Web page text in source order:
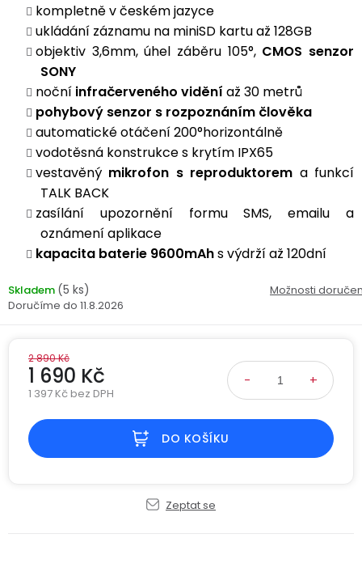
displejem
Příslušenství
Sada
se
2
bateriemi
Sada
se
3
bateriemi
Náhradní
díly
a
příslušenství
systémy
Příslušenství
ke
kamerám
Paměti
úložiště
Paměťové
karty
Externí
SSD
disky
Napájecí
kabely
USB-
A
/
USB-
C
A
/
USB-
A
/
Esenciální
oleje
Doplňkové
služby
kompletně v českém jazyce
ukládání záznamu na miniSD kartu až 128GB
objektiv 3,6mm, úhel záběru 105°, CMOS senzor
SONY
noční infračerveného vidění až 30 metrů
pohybový senzor s rozpoznáním člověka
automatické otáčení 200°horizontálně
vodotěsná konstrukce s krytím IPX65
vestavěný mikrofon s reproduktorem a funkcí
TALK BACK
zasílání upozornění formu SMS, emailu a
oznámení aplikace
kapacita baterie 9600mAhs výdrží až 120dní
Skladem (5 ks)
11.8.2026
Možnosti
2 890 Kč
1 690 Kč
1 397 Kč bez DPH
DO KOŠÍKU
Zeptat se